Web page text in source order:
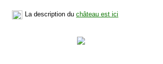
La description duchâteau est ici